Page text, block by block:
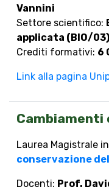
Vannini
Settore scientifico:
applicata (BIO/03)
Crediti formativi: 6
Link alla pagina
Laurea Magistrale in
conservazione
Docenti: Prof.